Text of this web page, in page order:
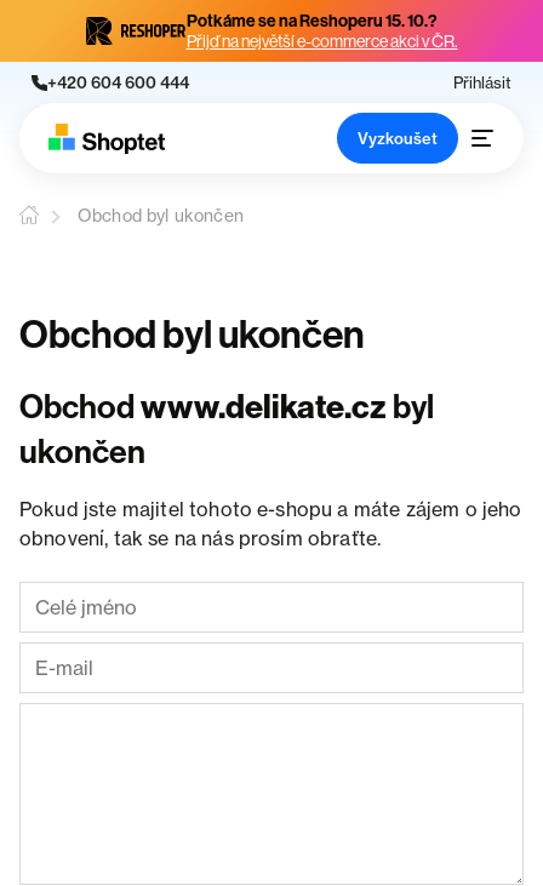
Potkáme se na Reshoperu 15. 10.?
Přijď na největší e-commerce akci v ČR.
+420 604 600 444 Přihlásit
Vyzkoušet
Obchod byl ukončen
Obchod byl ukončen
Obchodwww.delikate.cz byl
ukončen
Pokud jste majitel tohoto e-shopu a máte zájem o jeho
obnovení, tak se na nás prosím obraťte.